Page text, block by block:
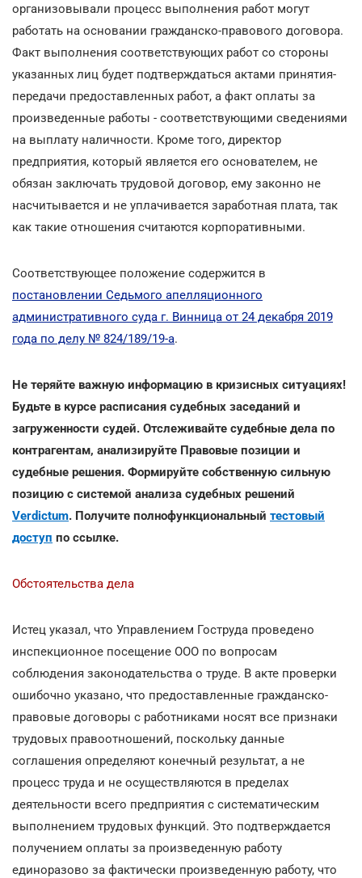
организовывали процесс выполнения работ могут
работать на основании гражданско-правового договора.
Факт выполнения соответствующих работ со стороны
указанных лиц будет подтверждаться актами принятия-
передачи предоставленных работ, а факт оплаты за
произведенные работы - соответствующими сведениями
на выплату наличности. Кроме того, директор
предприятия, который является его основателем, не
обязан заключать трудовой договор, ему законно не
насчитывается и не уплачивается заработная плата, так
как такие отношения считаются корпоративными.
Соответствующее положение содержится в
постановлении Седьмого апелляционного
административного суда г. Винница от 24 декабря 2019
года по делу № 824/189/19-а.
Не теряйте важную информацию в кризисных ситуациях!
Будьте в курсе расписания судебных заседаний и
загруженности судей. Отслеживайте судебные дела по
контрагентам, анализируйте Правовые позиции и
судебные решения. Формируйте собственную сильную
позицию с системой анализа судебных решений
Verdictum. Получите полнофункциональный тестовый
доступ по ссылке.
Обстоятельства дела
Истец указал, что Управлением Гоструда проведено
инспекционное посещение ООО по вопросам
соблюдения законодательства о труде. В акте проверки
ошибочно указано, что предоставленные гражданско-
правовые договоры с работниками носят все признаки
трудовых правоотношений, поскольку данные
соглашения определяют конечный результат, а не
процесс труда и не осуществляются в пределах
деятельности всего предприятия с систематическим
выполнением трудовых функций. Это подтверждается
получением оплаты за произведенную работу
единоразово за фактически произведенную работу, что